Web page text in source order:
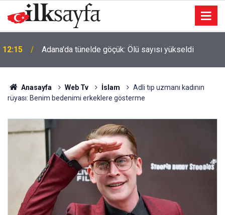
12:15 Adana'da tünelde göçük: Ölü sayısı yükseldi
Anasayfa Web Tv İslam
Adli tıp uzmanı kadının
rüyası: Benim bedenimi erkeklere gösterme